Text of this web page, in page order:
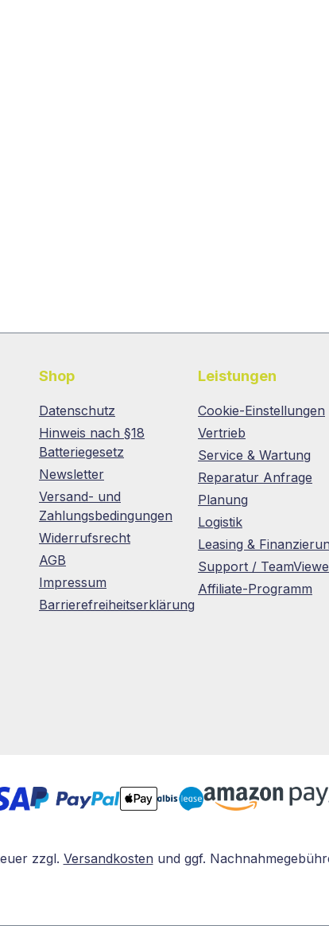
Shop
Datenschutz
Hinweis nach §18
Batteriegesetz
Newsletter
Versand- und
Zahlungsbedingungen
Widerrufsrecht
AGB
Impressum
Barrierefreiheitserklärung
Leistungen
Cookie-Einstellungen
Vertrieb
Service & Wartung
Reparatur Anfrage
Planung
Logistik
Leasing &
Support /
Affiliate-Programm
zzgl. Versandkosten und ggf.